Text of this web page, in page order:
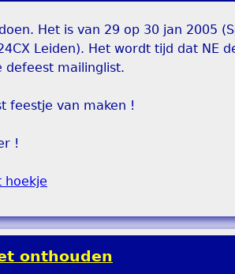
Het is van 29 op 30 jan 2005
Leiden). Het wordt tijd dat NE
defeest mailinglist.
feestje van maken !
!
hoekje
onthouden